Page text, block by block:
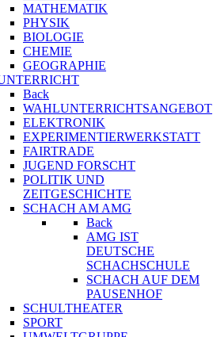
MATHEMATIK
PHYSIK
BIOLOGIE
CHEMIE
GEOGRAPHIE
Back
WAHLUNTERRICHTSANGEBOT
ELEKTRONIK
EXPERIMENTIERWERKSTATT
FAIRTRADE
JUGEND FORSCHT
POLITIK UND
ZEITGESCHICHTE
SCHACH AM AMG
Back
AMG IST
DEUTSCHE
SCHACHSCHULE
SCHACH AUF DEM
PAUSENHOF
SCHULTHEATER
SPORT